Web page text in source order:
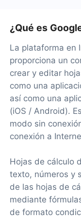
¿Qué es
La plataforma en
proporciona un
crear y editar
como una
así como una
(iOS / Android).
modo sin
conexión a
Hojas de cálculo
texto, números y
de las hojas de
mediante
de formato